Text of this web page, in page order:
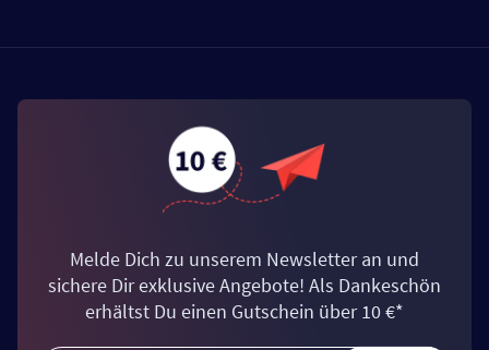
Melde Dich zu unserem Newsletter an und
sichere Dir exklusive Angebote! Als Dankeschön
erhältst Du einen Gutschein über 10 €*